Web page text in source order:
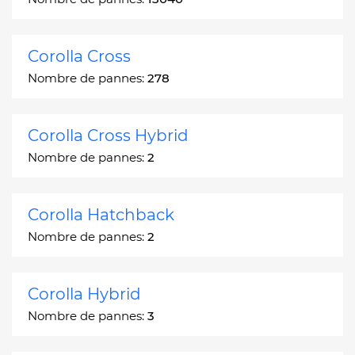
Corolla Cross
Nombre de pannes: 278
Corolla Cross Hybrid
Nombre de pannes: 2
Corolla Hatchback
Nombre de pannes: 2
Corolla Hybrid
Nombre de pannes: 3